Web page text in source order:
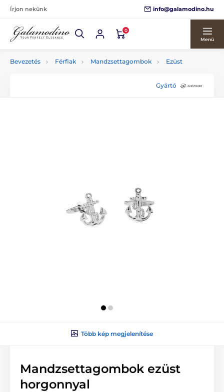
Írjon nekünk info@galamodino.hu
0
Menü
Bevezetés Férfiak Mandzsettagombok Ezüst
Gyártó
Több kép megjelenítése
Mandzsettagombok ezüst
horgonnyal